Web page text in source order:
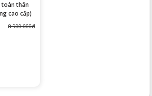
toàn thân
cao cấp)
8.900.000đ